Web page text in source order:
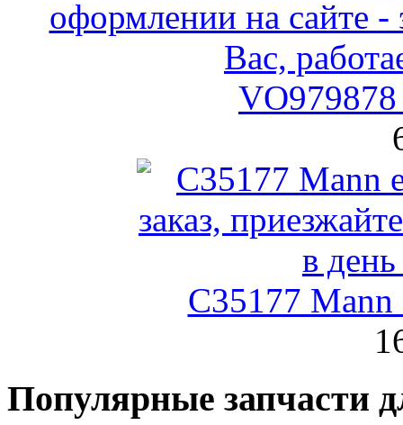
VO979878
C35177
Популярные запчасти